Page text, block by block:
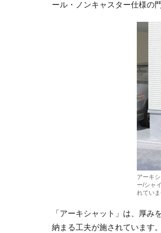
ール・ノンキャスター仕様の
アーキ
ー/シャ
れていま
「アーキシャット」は、厚み
納まる工夫が施されています